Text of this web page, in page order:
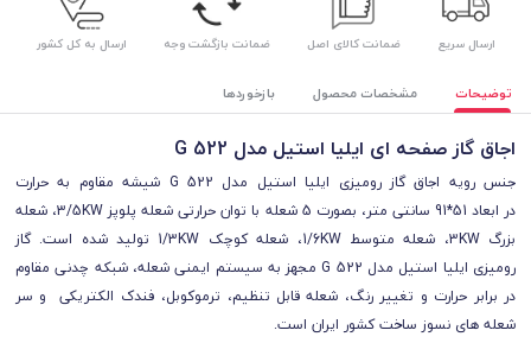
ارسال سریع ضمانت کالای اصل ضمانت بازگشت وجه ارسال به کل کشور
توضیحات مشخصات محصول بازخوردها
اجاق گاز صفحه ای ایلیا استیل مدل G 522
جنس رویه اجاق گاز رومیزی ایلیا استیل مدل G 522 شيشه مقاوم به حرارت
در ابعاد
، بصورت 5 شعله با توان حرارتی شعله پلوپز 3/5KW، شعله
بزرگ 3KW، شعله متوسط 1/6KW، شعله کوچک 1/3KW تولید شده است. گاز
رومیزی ایلیا استیل مدل G 522 مجهز به سیستم ایمنی شعله، شبکه چدنی مقاوم
در برابر حرارت و تغییر رنگ، شعله قابل تنظیم، ترموکوبل، فندک الکتریکی و سر
شعله های نسوز ساخت کشور ایران است.